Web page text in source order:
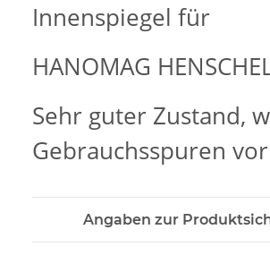
Innenspiegel für
HANOMAG
Sehr guter Zustand,
Gebrauchsspuren
Angaben zur